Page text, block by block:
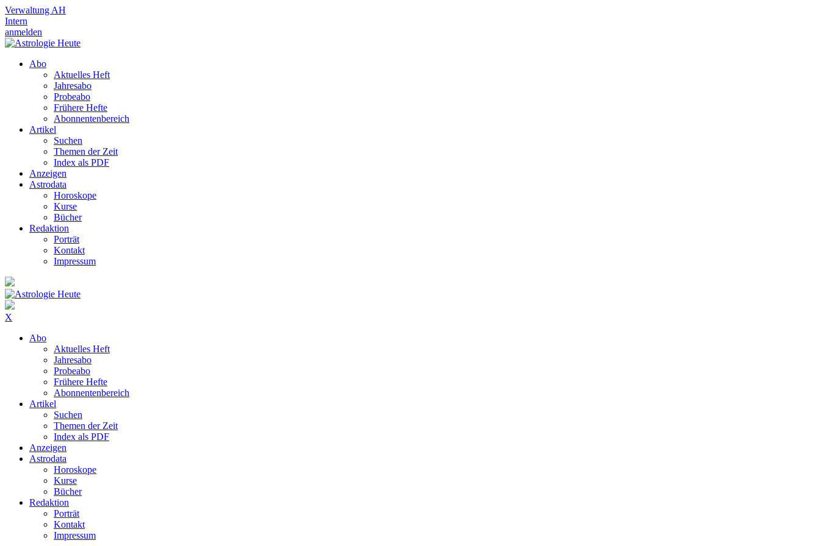
Verwaltung AH
Intern
anmelden
Abo
Aktuelles Heft
Jahresabo
Probeabo
Frühere Hefte
Abonnentenbereich
Artikel
Suchen
Themen der Zeit
Index als PDF
Anzeigen
Astrodata
Horoskope
Kurse
Bücher
Redaktion
Porträt
Kontakt
Impressum
X
Abo
Aktuelles Heft
Jahresabo
Probeabo
Frühere Hefte
Abonnentenbereich
Artikel
Suchen
Themen der Zeit
Index als PDF
Anzeigen
Astrodata
Horoskope
Kurse
Bücher
Redaktion
Porträt
Kontakt
Impressum